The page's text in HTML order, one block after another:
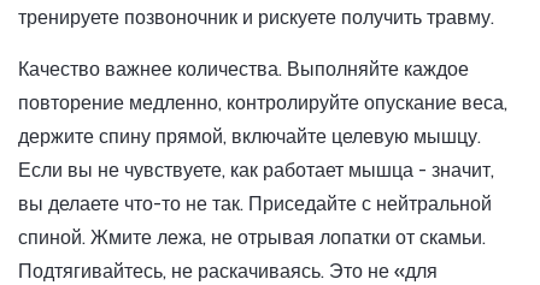
тренируете позвоночник и рискуете получить травму.
Качество важнее количества. Выполняйте каждое
повторение медленно, контролируйте опускание веса,
держите спину прямой, включайте целевую мышцу.
Если вы не чувствуете, как работает мышца - значит,
вы делаете что-то не так. Приседайте с нейтральной
спиной. Жмите лежа, не отрывая лопатки от скамьи.
Подтягивайтесь, не раскачиваясь. Это не «для